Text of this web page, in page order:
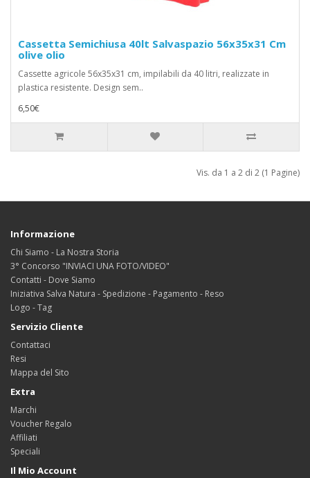
Cassetta Semichiusa 40lt Salvaspazio 56x35x31 Cm
olive olio
Cassette agricole 56x35x31 cm, impilabili da 40 litri, realizzate in
plastica resistente. Design sem..
6,50€
Vis. da 1 a 2 di 2 (1 Pagine)
Informazione
Chi Siamo - La Nostra Storia
3° Concorso "INVIACI UNA FOTO/VIDEO"
Contatti - Dove Siamo
Iniziativa Salva Natura - Spedizione - Pagamento - Reso
Logo - Tag
Servizio Cliente
Contattaci
Resi
Mappa del Sito
Extra
Marchi
Voucher Regalo
Affiliati
Speciali
Il Mio Account